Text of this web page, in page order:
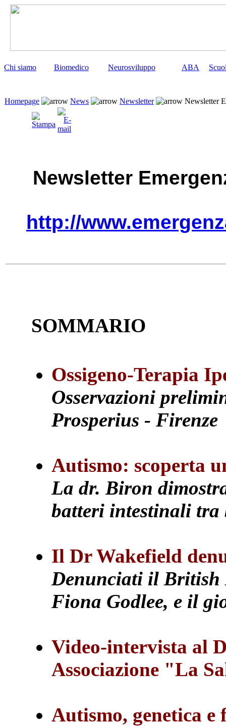
Chi siamo Biomedico Neurosviluppo ABA
Homepage News Newsletter Newsletter
Newsletter
http://
SOMMARIO
Ossigeno-Terapia
Osservazioni
Prosperius - Firenze
Autismo: scoperta
La dr. Biron
batteri intestinali
Il Dr Wakefield
Denunciati il British
Fiona Godlee, e il
Video-intervista al
Associazione "La
Autismo, genetica